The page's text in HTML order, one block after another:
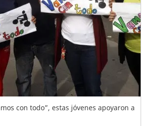
con todo”, estas jóvenes apoyaron a